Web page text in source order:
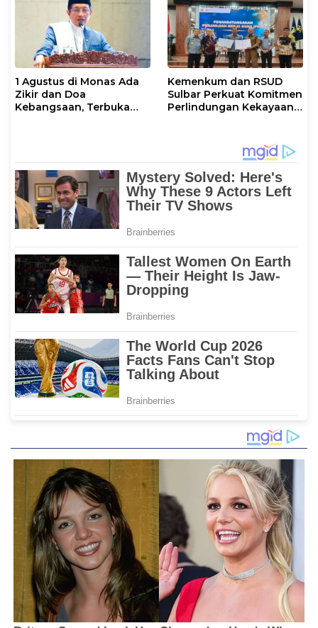
1 Agustus di Monas Ada
Zikir dan Doa
Kebangsaan, Terbuka
Kemenkum dan RSUD
Sulbar Perkuat Komitmen
Perlindungan Kekayaan